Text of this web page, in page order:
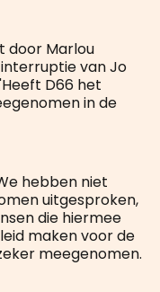
door Marlou
van Jo
D66 het
in de
hebben niet
uitgesproken,
die hiermee
maken voor de
meegenomen.